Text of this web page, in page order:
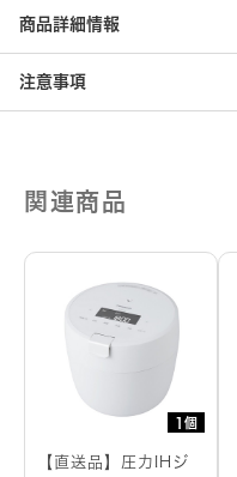
レ
ー
ト
ブ
商品詳細情報
注意事項
関連商品
1個
【直送品】圧力IHジ